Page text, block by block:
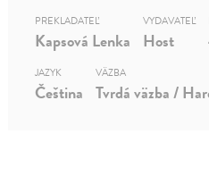
PREKLADATEĽ
Kapsová Lenka
VYDAVATEĽ
Host
JAZYK
Čeština
VÄZBA
Tvrdá väzba /